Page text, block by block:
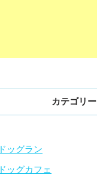
カテゴリー
ドッグラン
ドッグカフェ